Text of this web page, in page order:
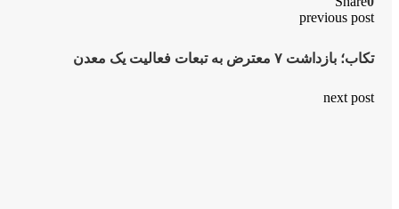
previous post
تکاب؛ بازداشت ٧ معترض به تبعات فعالیت یک معدن
next post